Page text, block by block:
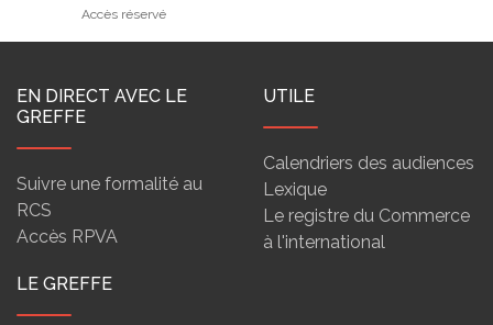
Accès réservé
EN DIRECT AVEC LE
GREFFE
Suivre une formalité au
RCS
Accès RPVA
UTILE
Calendriers des audiences
Lexique
Le registre du Commerce
à l'international
LE GREFFE